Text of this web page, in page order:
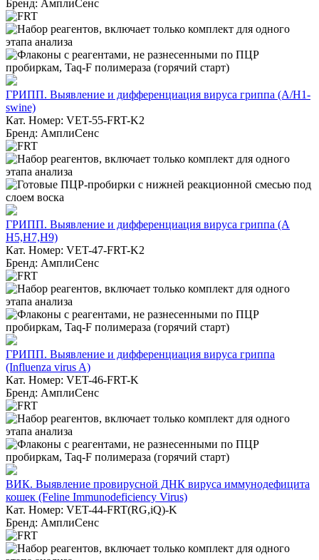
Бренд: АмплиСенс
ГРИПП. Выявление и дифференциация вируса гриппа (A/H1-
swine)
Кат. Номер: VET-55-FRT-K2
Бренд: АмплиСенс
ГРИПП. Выявление и дифференциация вируса гриппа (А
H5,H7,H9)
Кат. Номер: VET-47-FRT-K2
Бренд: АмплиСенс
ГРИПП. Выявление и дифференциация вируса гриппа
(Influenza virus A)
Кат. Номер: VET-46-FRT-K
Бренд: АмплиСенс
ВИК. Выявление провирусной ДНК вируса иммунодефицита
кошек (Feline Immunodeficiency Virus)
Кат. Номер: VET-44-FRT(RG,iQ)-K
Бренд: АмплиСенс